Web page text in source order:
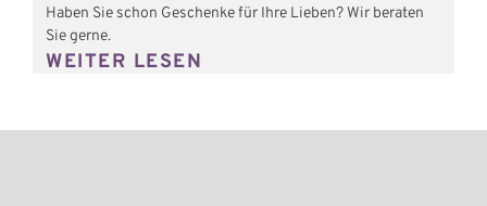
Haben Sie schon Geschenke für Ihre Lieben? Wir beraten
Sie gerne.
WEITER LESEN